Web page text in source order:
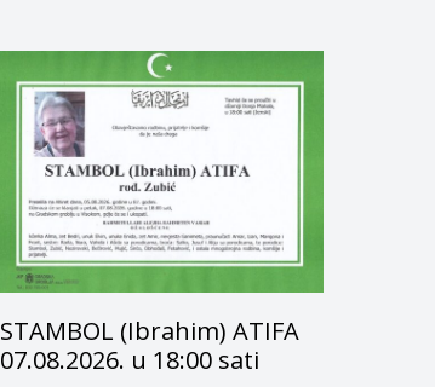
STAMBOL (Ibrahim) ATIFA
07.08.2026. u 18:00 sati